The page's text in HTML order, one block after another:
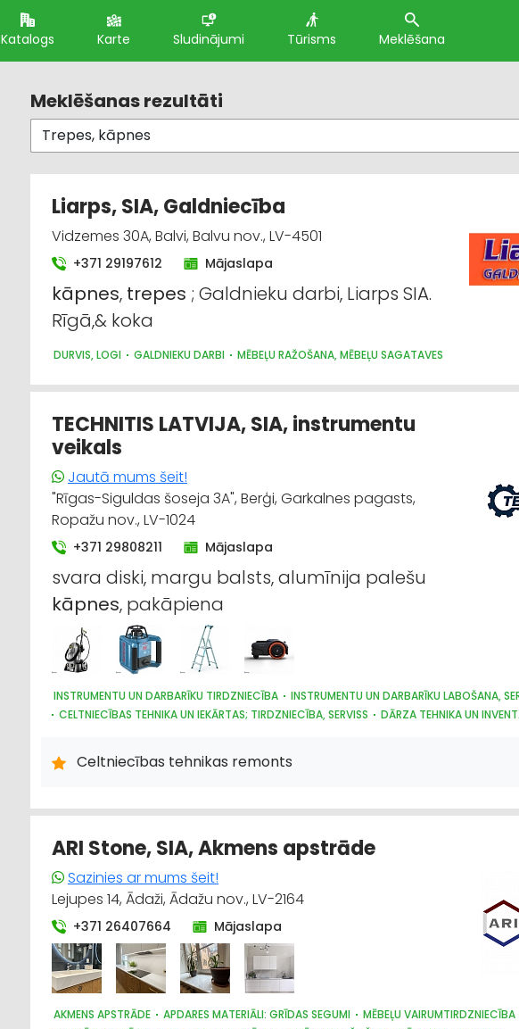
Katalogs Karte Sludinājumi Tūrisms Meklēšana
Meklēšanas rezultāti
Liarps, SIA, Galdniecība
Vidzemes 30A, Balvi, Balvu nov., LV-4501
+371 29197612 Mājaslapa
kāpnes, trepes ; Galdnieku darbi, Liarps SIA.
Rīgā,& koka
DURVIS, LOGI GALDNIEKU DARBI MĒBEĻU RAŽOŠANA, MĒBEĻU SAGATAVES
TECHNITIS LATVIJA, SIA, instrumentu
veikals
Jautā mums šeit!
"Rīgas-Siguldas šoseja 3A", Berģi, Garkalnes pagasts,
Ropažu nov., LV-1024
+371 29808211 Mājaslapa
svara diski, margu balsts, alumīnija palešu
kāpnes, pakāpiena
INSTRUMENTU UN DARBARĪKU TIRDZNIECĪBA
INSTRUMENTU UN DARBARĪKU LABOŠANA,
CELTNIECĪBAS TEHNIKA UN IEKĀRTAS; TIRDZNIECĪBA, SERVISS
DĀRZA TEHNIKA UN
METĀLAPSTRĀDES IEKĀRTAS UN INSTRUMENTI
UZKOPŠANAS LĪDZEKĻI UN TEHNIKA, PROFESIONĀLĀ
Celtniecības tehnikas remonts
ARI Stone, SIA, Akmens apstrāde
Sazinies ar mums šeit!
Lejupes 14, Ādaži, Ādažu nov., LV-2164
+371 26407664 Mājaslapa
AKMENS APSTRĀDE APDARES MATERIĀLI: GRĪDAS SEGUMI
MĒBEĻU VAIRUMTIRDZNIECĪBA